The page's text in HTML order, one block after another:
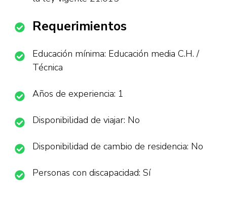
Requerimientos
Educación mínima: Educación media C.H. /
Técnica
Años de experiencia: 1
Disponibilidad de viajar: No
Disponibilidad de cambio de residencia: No
Personas con discapacidad: Sí